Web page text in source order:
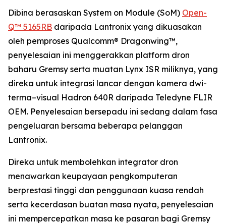
Dibina berasaskan System on Module (SoM) Open-
Q™ 5165RB daripada Lantronix yang dikuasakan
oleh pemproses Qualcomm® Dragonwing™,
penyelesaian ini menggerakkan platform dron
baharu Gremsy serta muatan Lynx ISR miliknya, yang
direka untuk integrasi lancar dengan kamera dwi-
terma–visual Hadron 640R daripada Teledyne FLIR
OEM. Penyelesaian bersepadu ini sedang dalam fasa
pengeluaran bersama beberapa pelanggan
Lantronix.
Direka untuk membolehkan integrator dron
menawarkan keupayaan pengkomputeran
berprestasi tinggi dan penggunaan kuasa rendah
serta kecerdasan buatan masa nyata, penyelesaian
ini mempercepatkan masa ke pasaran bagi Gremsy